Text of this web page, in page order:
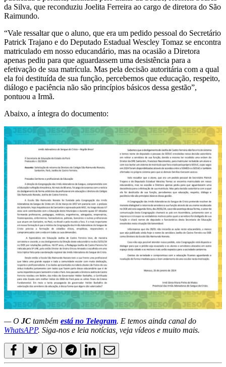
da Silva, que reconduziu Joelita Ferreira ao cargo de diretora do São
Raimundo.
“Vale ressaltar que o aluno, que era um pedido pessoal do Secretário
Patrick Trajano e do Deputado Estadual Wescley Tomaz se encontra
matriculado em nosso educandário, mas na ocasião a Diretora
apenas pediu para que aguardassem uma desistência para a
efetivação de sua matrícula. Mas pela decisão autoritária com a qual
ela foi destituída de sua função, percebemos que educação, respeito,
diálogo e paciência não são princípios básicos dessa gestão”,
pontuou a Irmã.
Abaixo, a íntegra do documento:
— O JC também está no Telegram. E temos ainda canal do
WhatsAPP. Siga-nos e leia notícias, veja vídeos e muito mais.